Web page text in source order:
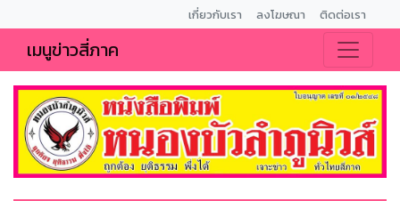
เกี่ยวกับเรา ลงโฆษณา ติดต่อเรา
เมนูข่าวสี่ภาค